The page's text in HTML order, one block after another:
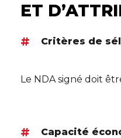
ET
Critères de
Le NDA signé doit
Capacité